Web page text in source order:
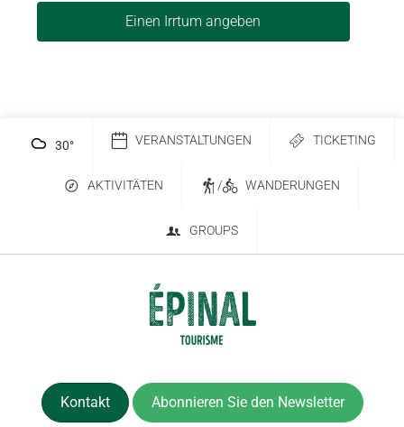
Einen Irrtum angeben
30° VERANSTALTUNGEN TICKETING
AKTIVITÄTEN / WANDERUNGEN
GROUPS
Kontakt Abonnieren Sie den Newsletter